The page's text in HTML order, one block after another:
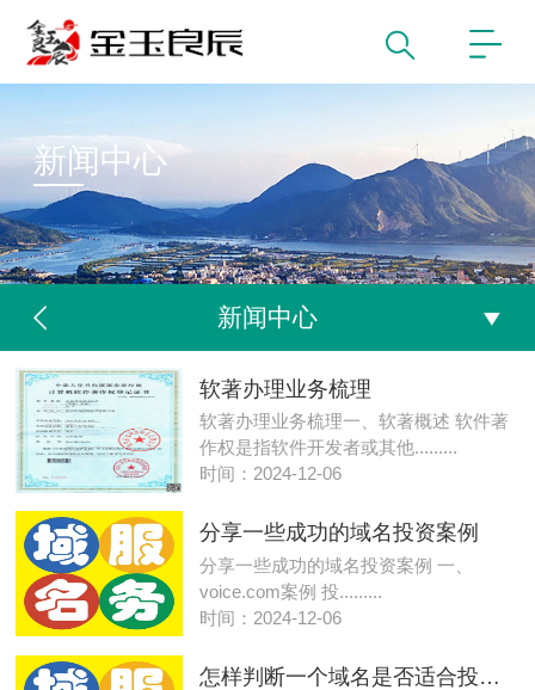
新闻中心
新闻中心
软著办理业务梳理
软著办理业务梳理一、软著概述 软件著
作权是指软件开发者或其他.........
时间：2024-12-06
分享一些成功的域名投资案例
分享一些成功的域名投资案例 一、
voice.com案例 投.........
时间：2024-12-06
怎样判断一个域名是否适合投资？